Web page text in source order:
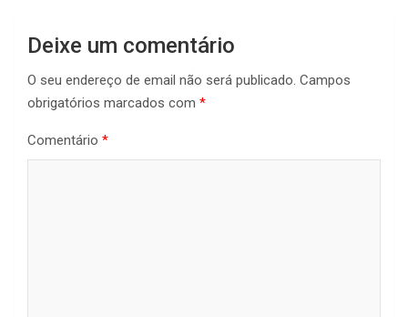
Deixe um comentário
O seu endereço de email não será publicado. Campos
obrigatórios marcados com *
Comentário *